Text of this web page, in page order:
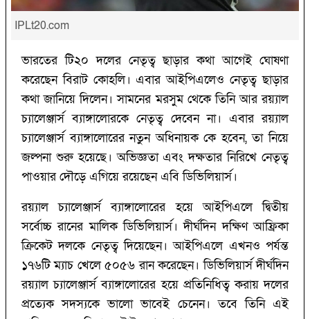
IPLt20.com
ভারতের টি২০ দলের নেতৃত্ব ছাড়ার কথা আগেই ঘোষণা
করেছেন বিরাট কোহলি। এবার আইপিএলেও নেতৃত্ব ছাড়ার
কথা জানিয়ে দিলেন। সামনের মরসুম থেকে তিনি আর রয়্যাল
চ্যালেঞ্জার্স ব্যাঙ্গালোরকে নেতৃত্ব দেবেন না। এবার রয়্যাল
চ্যালেঞ্জার্স ব্যাঙ্গালোরের নতুন অধিনায়ক কে হবেন, তা নিয়ে
জল্পনা শুরু হয়েছে। অভিজ্ঞতা এবং দক্ষতার নিরিখে নেতৃত্ব
পাওয়ার দৌড়ে এগিয়ে রয়েছেন এবি ডিভিলিয়ার্স।
রয়্যাল চ্যালেঞ্জার্স ব্যাঙ্গালোরের হয়ে আইপিএলে দ্বিতীয়
সর্বোচ্চ রানের মালিক ডিভিলিয়ার্স। দীর্ঘদিন দক্ষিণ আফ্রিকা
ক্রিকেট দলকে নেতৃত্ব দিয়েছেন। আইপিএলে এখনও পর্যন্ত
১৭৬টি ম্যাচ খেলে ৫০৫৬ রান করেছেন। ডিভিলিয়ার্স দীর্ঘদিন
রয়্যাল চ্যালেঞ্জার্স ব্যাঙ্গালোরের হয়ে প্রতিনিধিত্ব করায় দলের
প্রত্যেক সদস্যকে ভালো ভাবেই চেনেন। তবে তিনি এই